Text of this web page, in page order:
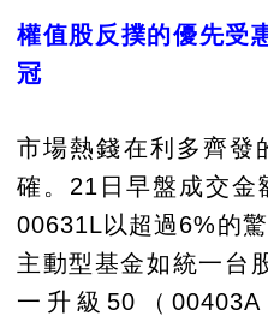
權值股反撲的優先受
冠
市場熱錢在利多齊發
確。21日早盤成交金
00631L以超過6%的
主動型基金如統一台
一升級50（